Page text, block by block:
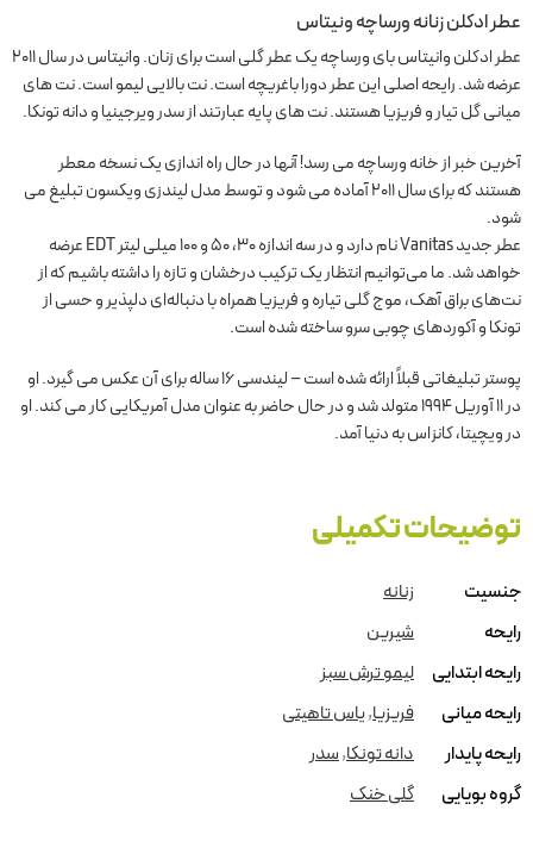
عطر ادکلن زنانه ورساچه ونیتاس
عطر ادکلن وانیتاس بای ورساچه یک عطر گلی است برای زنان. وانیتاس در سال 2011
عرضه شد. رایحه اصلی این عطر دورا باغریچه است. نت بالایی لیمو است. نت های
میانی گل تیار و فریزیا هستند. نت های پایه عبارتند از سدر ویرجینیا و دانه تونکا.
آخرین خبر از خانه ورساچه می رسد! آنها در حال راه اندازی یک نسخه معطر
هستند که برای سال 2011 آماده می شود و توسط مدل لیندزی ویکسون تبلیغ می
شود.
عطر جدید Vanitas نام دارد و در سه اندازه 30، 50 و 100 میلی لیتر EDT عرضه
خواهد شد. ما می‌توانیم انتظار یک ترکیب درخشان و تازه را داشته باشیم که از
نت‌های براق آهک، موج گلی تیاره و فریزیا همراه با دنباله‌ای دلپذیر و حسی از
تونکا و آکوردهای چوبی سرو ساخته شده است.
پوستر تبلیغاتی قبلاً ارائه شده است – لیندسی 16 ساله برای آن عکس می گیرد. او
در 11 آوریل 1994 متولد شد و در حال حاضر به عنوان مدل آمریکایی کار می کند. او
در ویچیتا، کانزاس به دنیا آمد.
توضیحات تکمیلی
جنسیت
زنانه
رایحه
شیرین
رایحه ابتدایی
لیمو ترش سبز
رایحه میانی
فریزیا,یاس تاهیتی
رایحه پایدار
دانه تونکا,سدر
گروه بویایی
گلی خنک